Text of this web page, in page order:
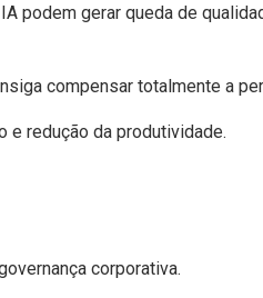
podem gerar queda de
compensar totalmente a
redução da produtividade.
corporativa.